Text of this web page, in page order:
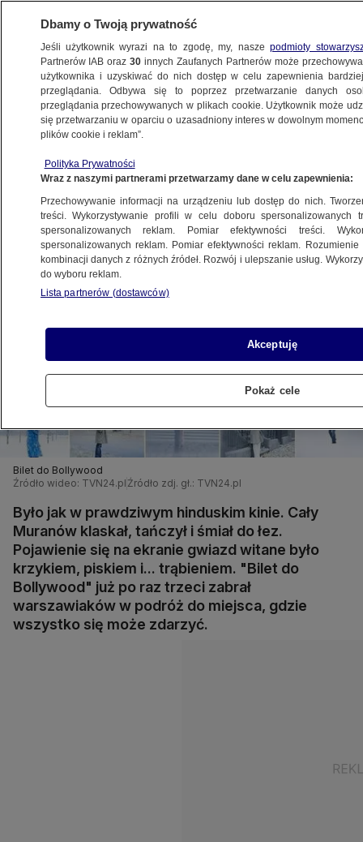
KULTURA I STYL
10.08.2007, 19:15Aktualizacja: 12.08.2007, 22:49
Udostępnij
Bilet do Bollywood
Źródło wideo: TVN24.pl Źródło zdj. gł.: TVN24.pl
Było jak w prawdziwym hinduskim kinie. Cały
Muranów klaskał, tańczył i śmiał do łez.
Pojawienie się na ekranie gwiazd witane było
krzykiem, piskiem i... trąbieniem. "Bilet do
Bollywood" już po raz trzeci zabrał
warszawiaków w podróż do miejsca, gdzie
wszystko się może zdarzyć.
Dbamy o Twoją prywatność
Jeśli użytkownik wyrazi na to zgodę, my, naszepodmioty
Partnerów IAB oraz30 innych Zaufanych Partnerów może
użytkownika i uzyskiwać do nich dostęp w celu zapewnienia
przeglądania. Odbywa się to poprzez przetwarzanie danych
przeglądania przechowywanych w plikach cookie. Użytkownik może
się przetwarzaniu w oparciu o uzasadniony interes w dowolnym
plików cookie i reklam”.
Polityka Prywatności
Wraz z naszymi partnerami przetwarzamy dane w celu zapewnienia:
Przechowywanie informacji na urządzeniu lub dostęp do nich.
treści. Wykorzystywanie profili w celu doboru spersonalizowanych
spersonalizowanych reklam. Pomiar efektywności treści.
spersonalizowanych reklam. Pomiar efektywności reklam.
kombinacji danych z różnych źródeł. Rozwój i ulepszanie usług.
do wyboru reklam.
Lista partnerów (dostawców)
Akceptuję
Pokaż cele